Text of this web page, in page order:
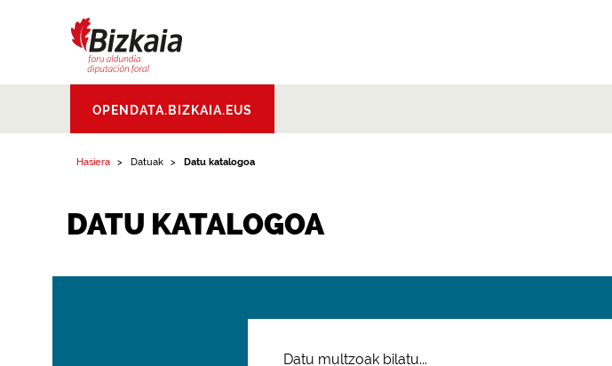
Aldundia.Diputacion
Foral de Bizkaia
OPENDATA.BIZKAIA.EUS
Hasiera Datuak Datu katalogoa
DATU KATALOGOA